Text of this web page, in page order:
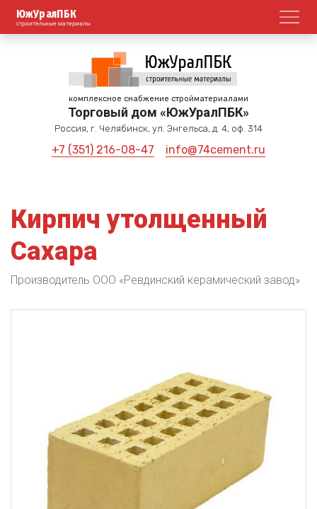
ЮжУралПБК
строительные материалы
комплексное снабжение стройматериалами
Торговый дом «ЮжУралПБК»
Россия, г. Челябинск, ул. Энгельса, д. 4, оф. 314
+7 (351) 216-08-47 info@74cement.ru
Кирпич утолщенный
Сахара
Производитель ООО «Ревдинский керамический завод»